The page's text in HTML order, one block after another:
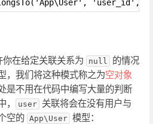
'user_id',
你在给定关联关系为 null
的情况
，我们将这种模式称之为空对象
是不用在代码中编写大量的判断
user 关联将会在没有用户与
空的 App\User 模型：